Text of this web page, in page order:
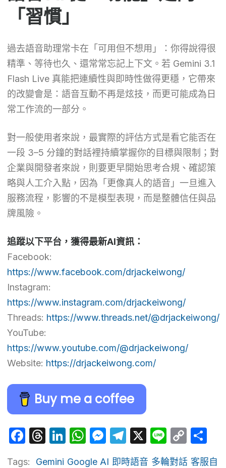
「習慣」
過去語音助理常卡在「可用但不想用」：你得說得很
精準、等待也久、還常常忘記上下文。若 Gemini 3.1
Flash Live 真能把連續性與即時性做得更穩，它帶來
的改變會是：語音互動不再是炫技，而更可能成為日
常工作流的一部分。
對一般使用者來說，最實際的評估方式是看它能否在
一段 3–5 分鐘的對話裡持續掌握你的目標與限制；對
企業與開發者來說，則要更早開始思考合規、確認策
略與人工介入點，因為「更像真人的語音」一旦進入
服務流程，影響的不是模型表現，而是整體信任與品
牌風險。
追蹤以下平台，獲得最新AI資訊：
Facebook:
https://www.facebook.com/drjackeiwong/
Instagram:
https://www.instagram.com/drjackeiwong/
Threads: https://www.threads.net/@drjackeiwong/
YouTube:
https://www.youtube.com/@drjackeiwong/
Website: https://drjackeiwong.com/
Buy me a coffee
Facebook
Threads
LinkedIn
WhatsApp
Messenger
Telegram
X LineCopy
Link
Tags: Gemini Google AI 即時語音 多輪對話 客服自